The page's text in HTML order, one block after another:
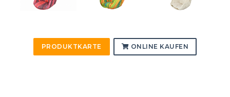
PRODUKTKARTE ONLINE KAUFEN